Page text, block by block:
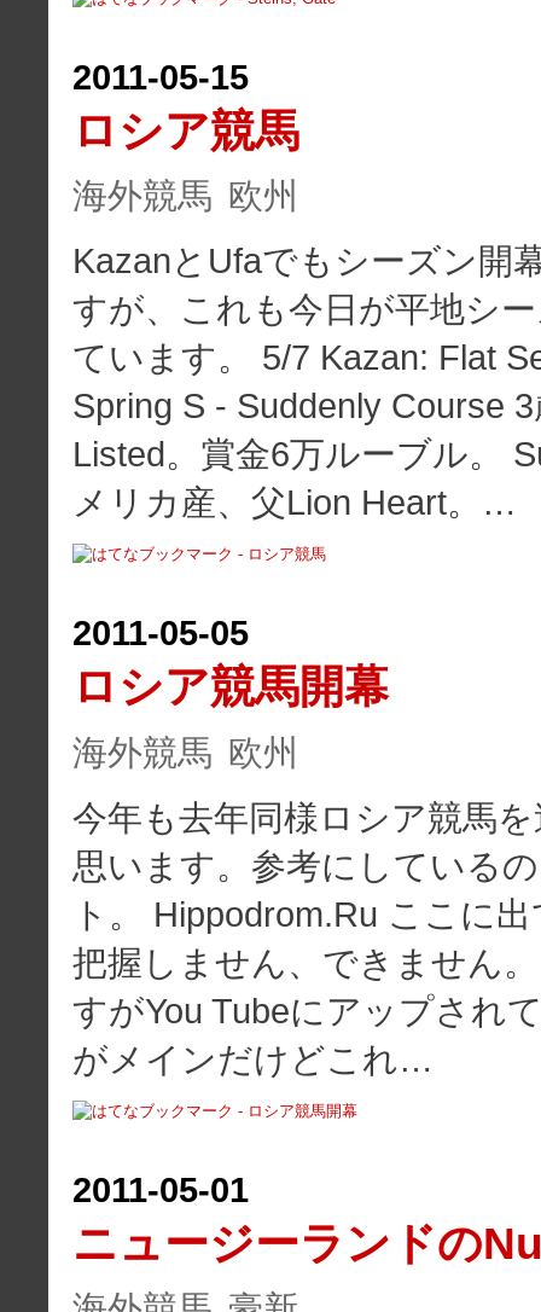
2011-05-15
ロシア競馬
海外競馬 欧州
KazanとUfaでもシーズン開
すが、これも今日が平地シ
ています。 5/7 Kazan: Flat
Spring S - Suddenly Course
Listed。賞金6万ルーブル。
メリカ産、父Lion Heart。…
2011-05-05
ロシア競馬開幕
海外競馬 欧州
今年も去年同様ロシア競馬
思います。参考にしている
ト。 Hippodrom.Ru ここに
把握しません、できません
すがYou Tubeにアップされ
がメインだけどこれ…
2011-05-01
ニュージーランドの